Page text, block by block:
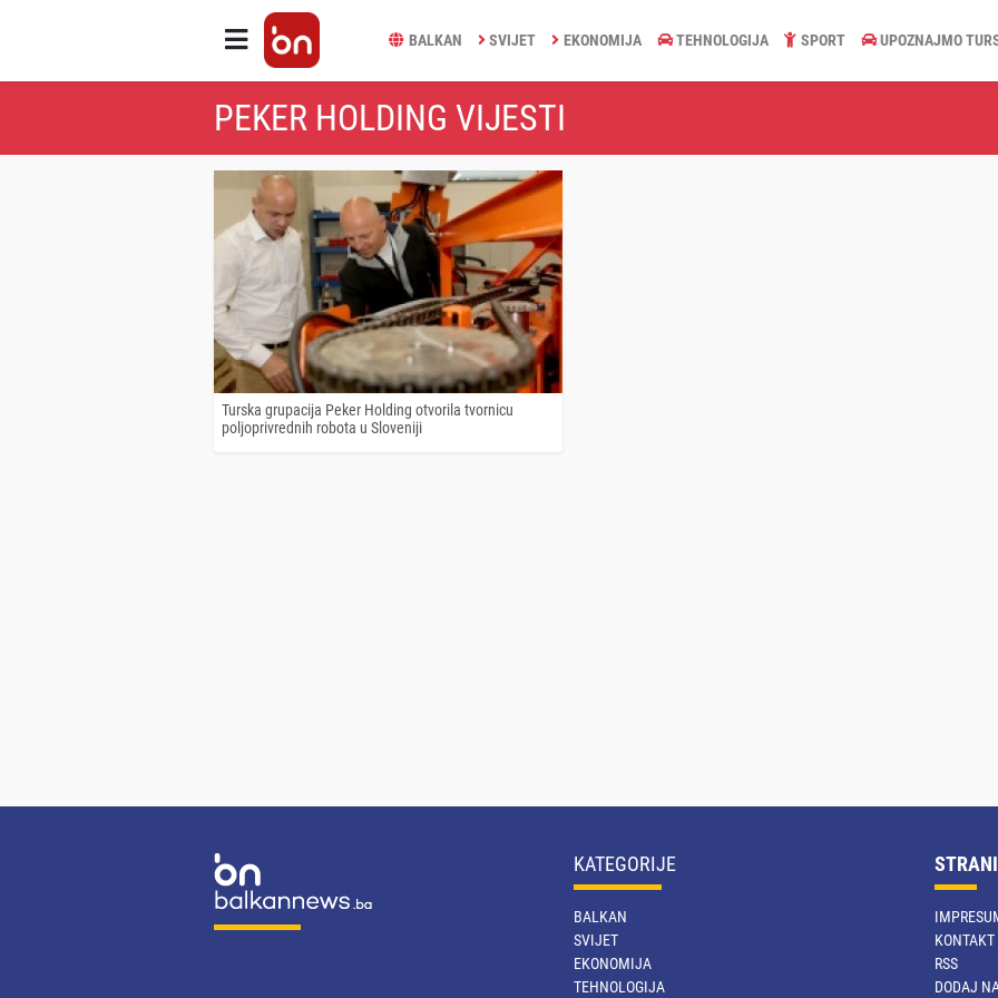
BALKAN SVIJET EKONOMIJA TEHNOLOGIJA SPORT UPOZNAJMO
PEKER HOLDING VIJESTI
Turska grupacija Peker Holding otvorila tvornicu
poljoprivrednih robota u Sloveniji
KATEGORIJE
BALKAN
SVIJET
EKONOMIJA
TEHNOLOGIJA
KONTAKT
RSS
DODAJ